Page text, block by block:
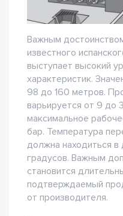
Важным
известного
выступает высокий
характеристик.
98 до 160 метров.
варьируется от 9 до
максимальное
бар. Температура
должна находиться
градусов. Важным
становится
подтверждаемый
от производителя.